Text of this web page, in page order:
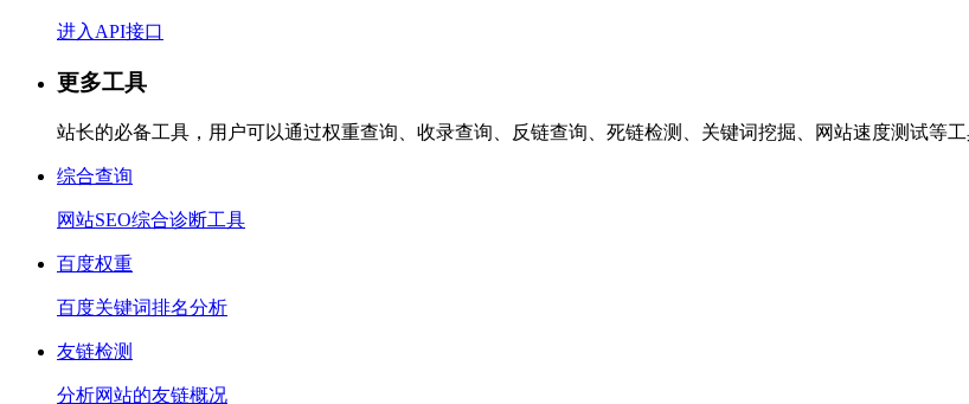
进入API接口
更多工具
站长的必备工具，用户可以通过权重查询、收录查询、反链查询、死链检测、关键词挖掘、网站速度测试等
综合查询
网站SEO综合诊断工具
百度权重
百度关键词排名分析
友链检测
分析网站的友链概况